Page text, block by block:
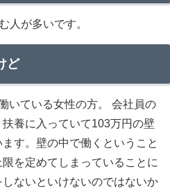
人が多いです。
ど
いている女性の方。 会社員の
養に入っていて103万円の壁
す。壁の中で働くということ
を定めてしまっていることに
ないといけないのではないか